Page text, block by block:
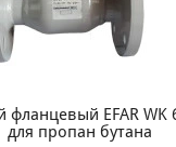
EFAR WK
для пропан бутана